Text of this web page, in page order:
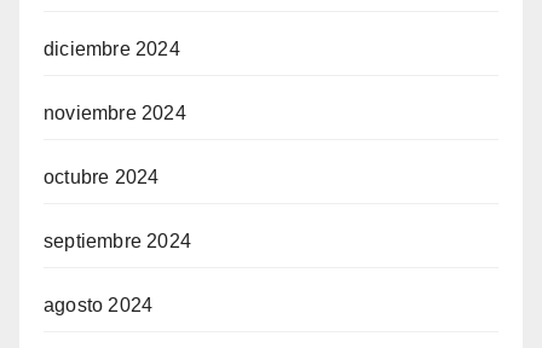
diciembre 2024
noviembre 2024
octubre 2024
septiembre 2024
agosto 2024